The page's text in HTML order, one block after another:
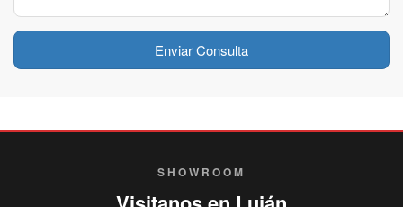
Enviar Consulta
SHOWROOM